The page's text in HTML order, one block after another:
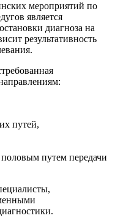
мероприятий по
является
диагноза на
результативность
путей,
путем передачи